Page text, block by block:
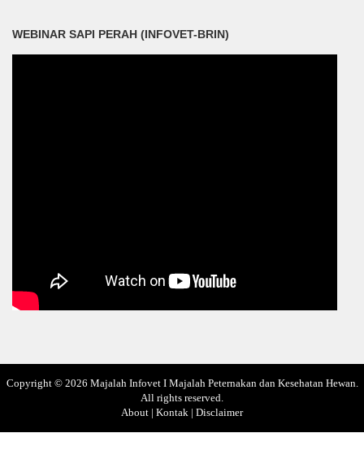
WEBINAR SAPI PERAH (INFOVET-BRIN)
Copyright © 2026 Majalah Infovet I Majalah Peternakan dan Kesehatan Hewan.
All rights reserved.
About | Kontak | Disclaimer